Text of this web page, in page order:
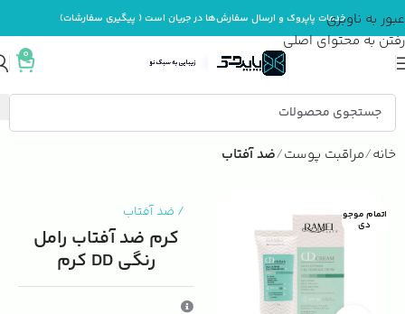
عبور به ناوبری
رفتن به محتوای اصلی
خدمات پاپروک و ارسال سفارش‌ها در جریان است ( پیگیری سفارشات)
0
خانه مراقبت پوست ضد آفتاب
اتمام موجو
دی
/ ضد آفتاب
کرم ضد آفتاب رامل
رنگی DD کرم